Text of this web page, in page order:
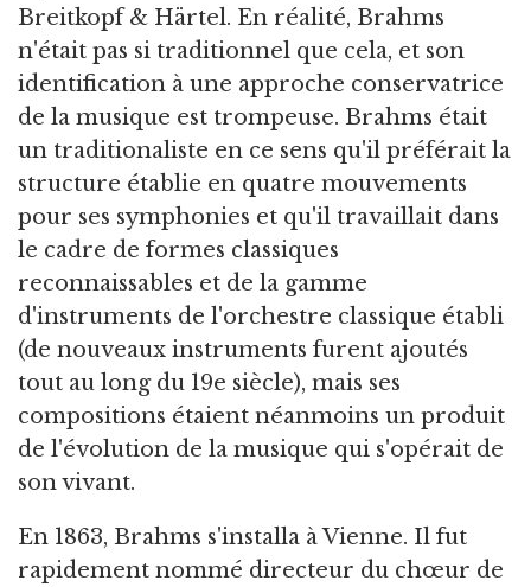
Breitkopf & Härtel. En réalité, Brahms
n'était pas si traditionnel que cela, et son
identification à une approche conservatrice
de la musique est trompeuse. Brahms était
un traditionaliste en ce sens qu'il préférait la
structure établie en quatre mouvements
pour ses symphonies et qu'il travaillait dans
le cadre de formes classiques
reconnaissables et de la gamme
d'instruments de l'orchestre classique établi
(de nouveaux instruments furent ajoutés
tout au long du 19e siècle), mais ses
compositions étaient néanmoins un produit
de l'évolution de la musique qui s'opérait de
son vivant.
En 1863, Brahms s'installa à Vienne. Il fut
rapidement nommé directeur du chœur de